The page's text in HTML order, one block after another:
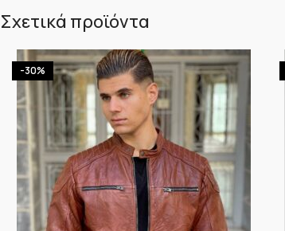
Σχετικά προϊόντα
-30%